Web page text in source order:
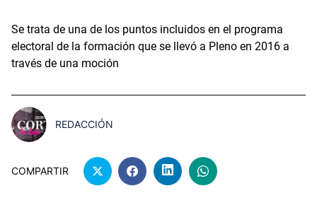
Se trata de una de los puntos incluidos en el programa
electoral de la formación que se llevó a Pleno en 2016 a
través de una moción
REDACCIÓN
COMPARTIR